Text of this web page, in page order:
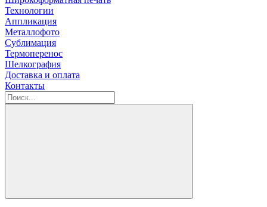
Технологии
Аппликация
Металлофото
Сублимация
Термоперенос
Шелкография
Доставка и оплата
Контакты